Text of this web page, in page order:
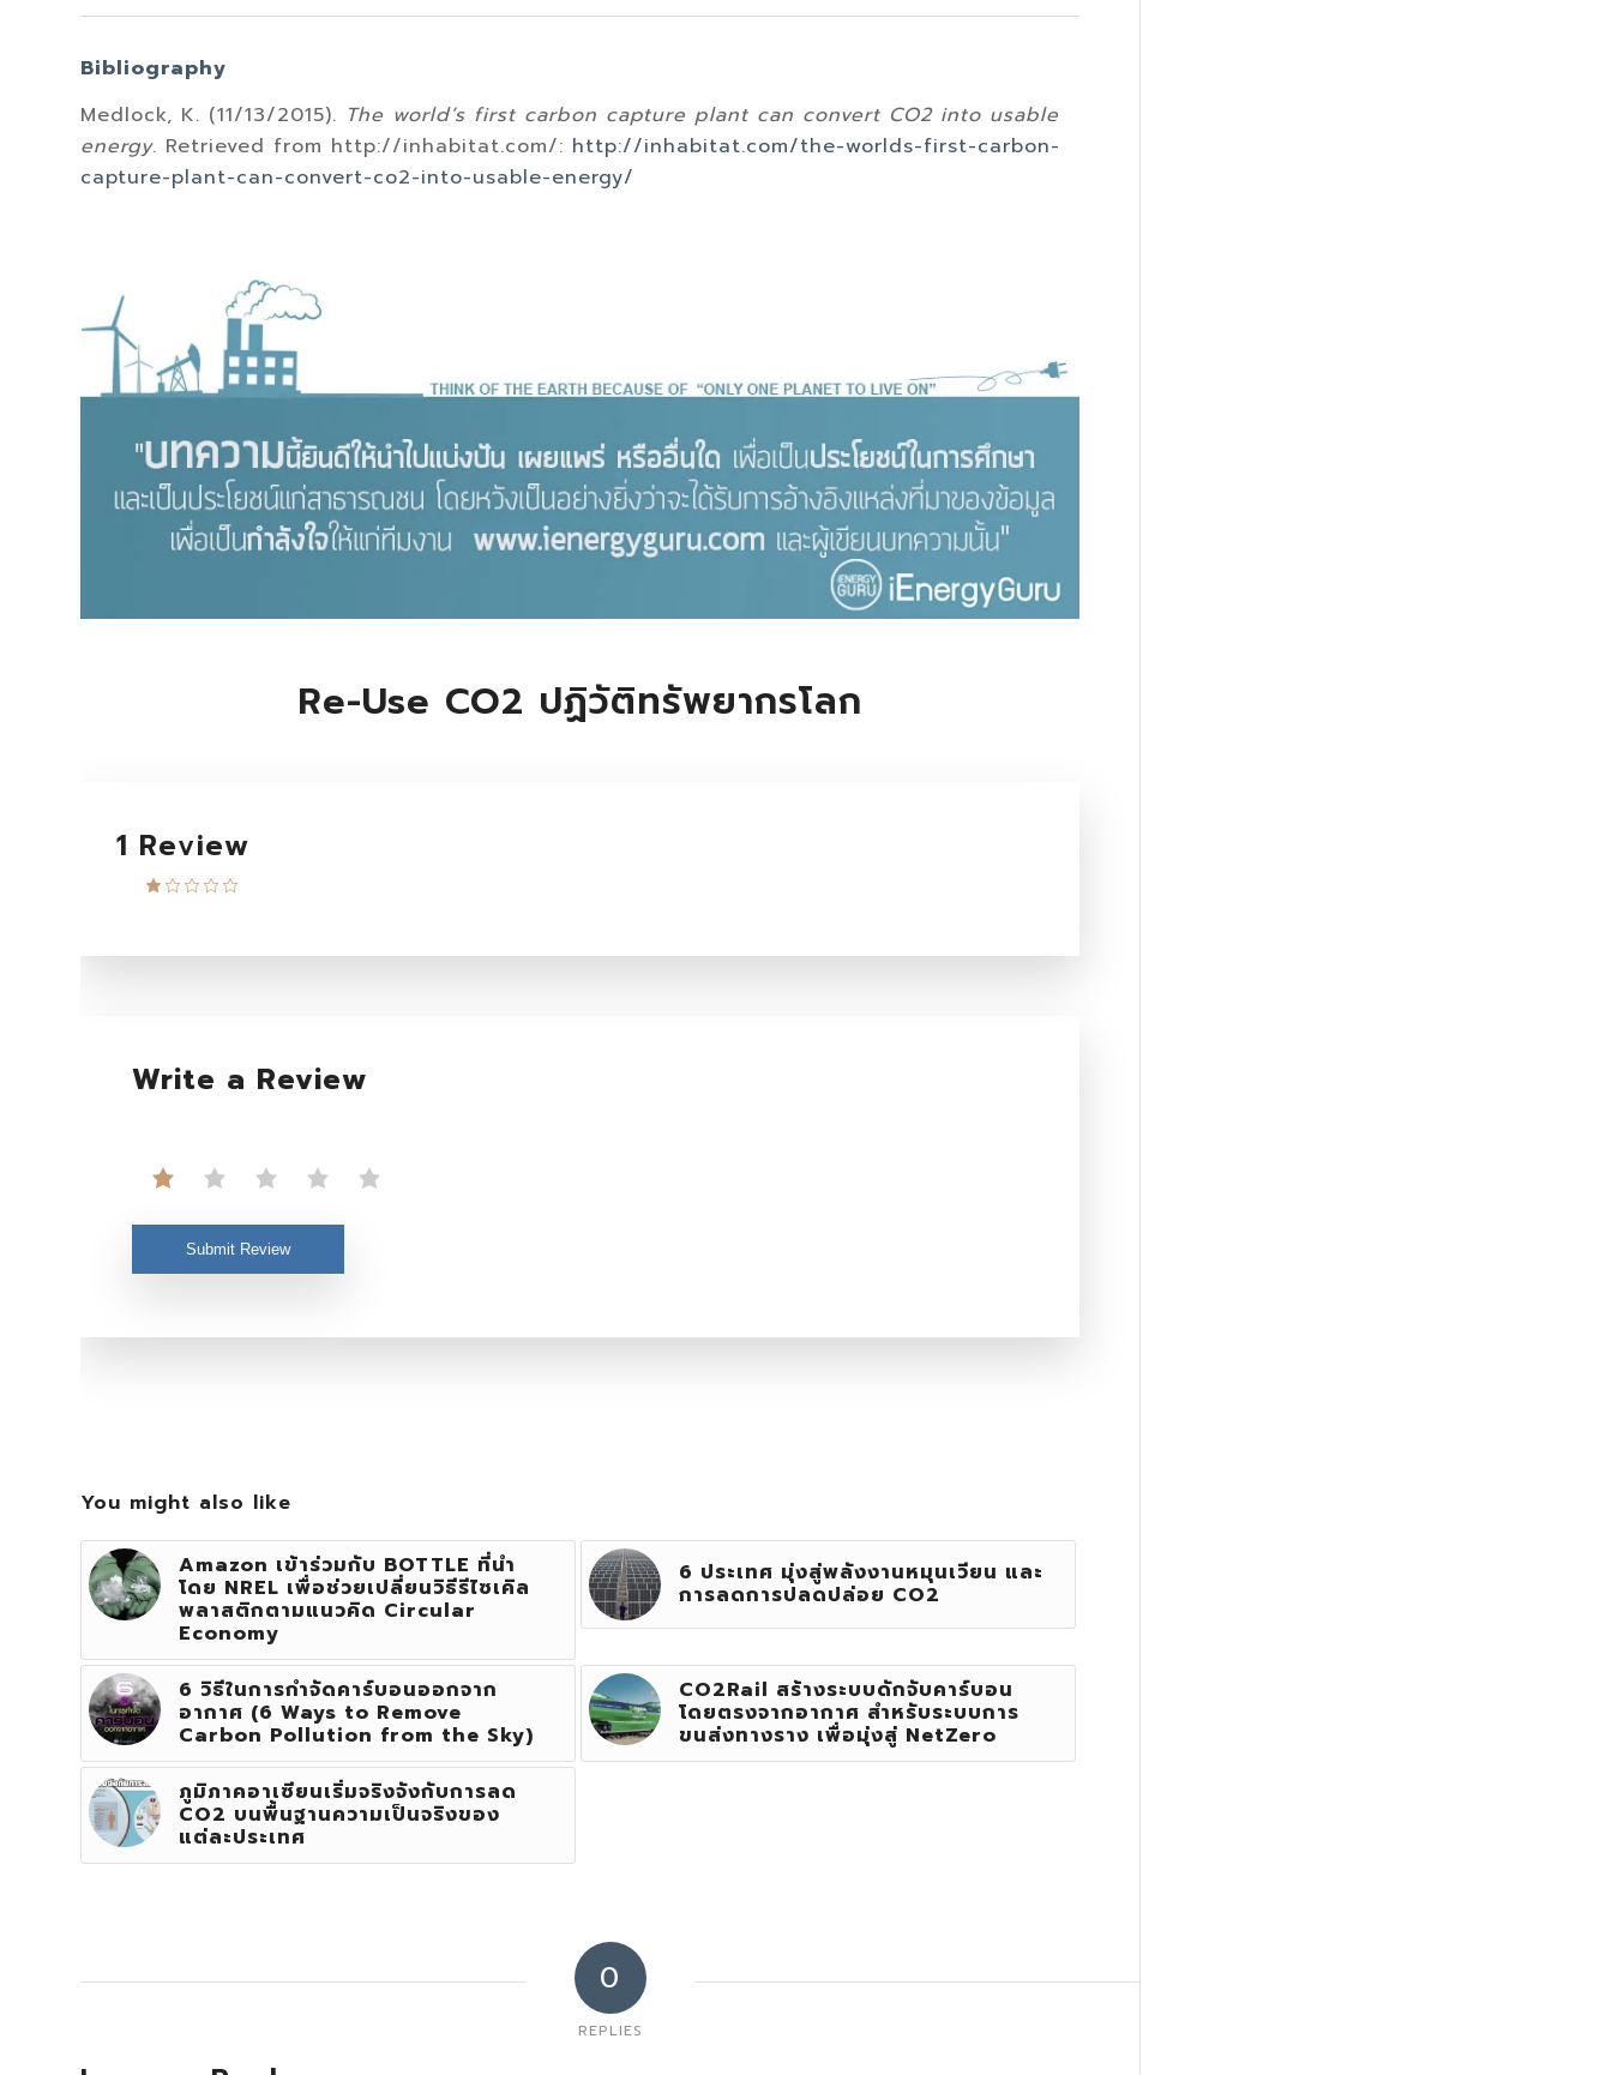
Bibliography
Medlock, K. (11/13/2015). The world’s first carbon capture plant can convert CO2 into usable
energy. Retrieved from http://inhabitat.com/: http://inhabitat.com/the-worlds-first-carbon-
capture-plant-can-convert-co2-into-usable-energy/
Re-Use CO2 ปฏิวัติทรัพยากรโลก
1 Review
Write a Review
Submit Review
You might also like
Amazon เข้าร่วมกับ BOTTLE ที่นำ
โดย NREL เพื่อช่วยเปลี่ยนวิธีรีไซเคิล
พลาสติกตามแนวคิด Circular
Economy
6 ประเทศ มุ่งสู่พลังงานหมุนเวียน และ
การลดการปลดปล่อย CO2
6 วิธีในการกำจัดคาร์บอนออกจาก
อากาศ (6 Ways to Remove
Carbon Pollution from the Sky)
CO2Rail สร้างระบบดักจับคาร์บอน
โดยตรงจากอากาศ สำหรับระบบการ
ขนส่งทางราง เพื่อมุ่งสู่ NetZero
ภูมิภาคอาเซียนเริ่มจริงจังกับการลด
CO2 บนพื้นฐานความเป็นจริงของ
แต่ละประเทศ
0
REPLIES